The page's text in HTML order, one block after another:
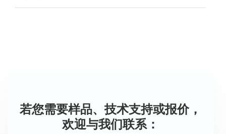
若您需要样品、技术支持或报价，
欢迎与我们联系：